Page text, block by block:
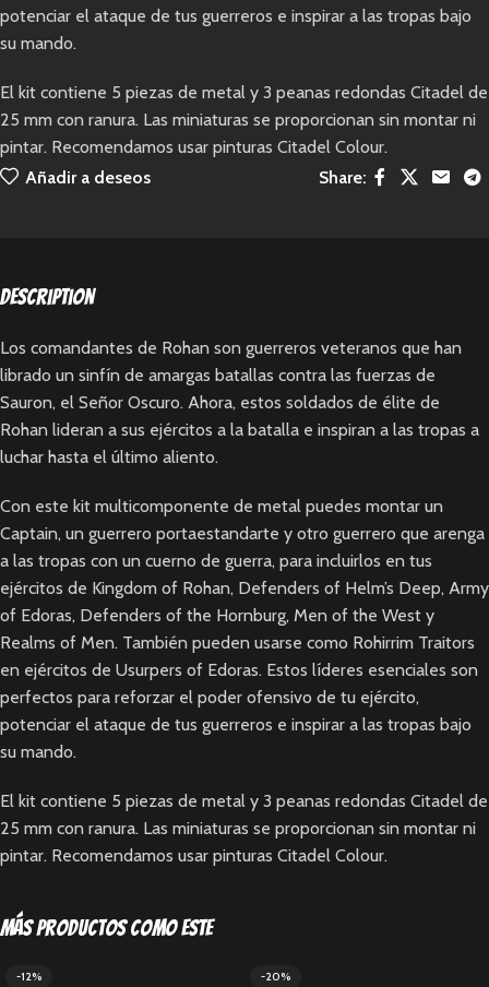
potenciar el ataque de tus guerreros e inspirar a las tropas bajo
su mando.
El kit contiene 5 piezas de metal y 3 peanas redondas Citadel de
25 mm con ranura. Las miniaturas se proporcionan sin montar ni
pintar. Recomendamos usar pinturas Citadel Colour.
Añadir a deseos
Share:
Description
Los comandantes de Rohan son guerreros veteranos que han
librado un sinfín de amargas batallas contra las fuerzas de
Sauron, el Señor Oscuro. Ahora, estos soldados de élite de
Rohan lideran a sus ejércitos a la batalla e inspiran a las tropas a
luchar hasta el último aliento.
Con este kit multicomponente de metal puedes montar un
Captain, un guerrero portaestandarte y otro guerrero que arenga
a las tropas con un cuerno de guerra, para incluirlos en tus
ejércitos de Kingdom of Rohan, Defenders of Helm’s Deep, Army
of Edoras, Defenders of the Hornburg, Men of the West y
Realms of Men. También pueden usarse como Rohirrim Traitors
en ejércitos de Usurpers of Edoras. Estos líderes esenciales son
perfectos para reforzar el poder ofensivo de tu ejército,
potenciar el ataque de tus guerreros e inspirar a las tropas bajo
su mando.
El kit contiene 5 piezas de metal y 3 peanas redondas Citadel de
25 mm con ranura. Las miniaturas se proporcionan sin montar ni
pintar. Recomendamos usar pinturas Citadel Colour.
Más productos como este
-12% -20%